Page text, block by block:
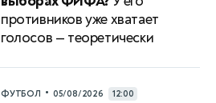
противников уже хватает
голосов — теоретически
ФУТБОЛ • 05/08/2026 12:00